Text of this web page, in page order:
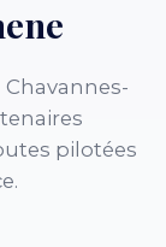
pilotées